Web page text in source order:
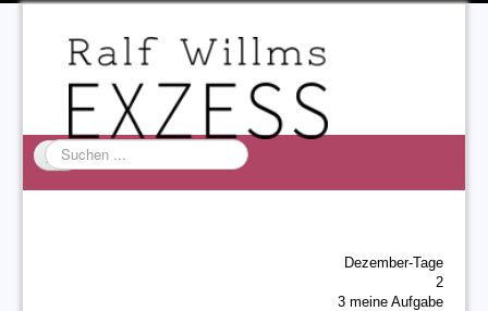
Suchen
...
Dezember-Tage
2
3 meine Aufgabe